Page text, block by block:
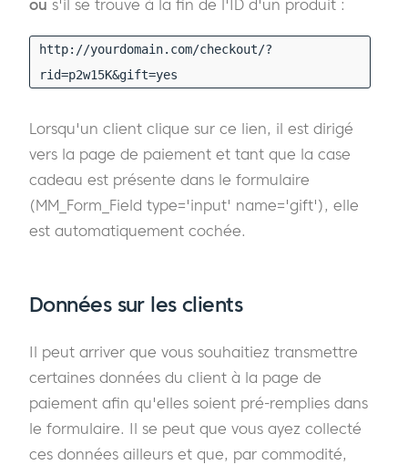
ou s'il se trouve à la fin de l'ID d'un produit :
http://yourdomain.com/checkout/?
rid=p2w15K&gift=yes
Lorsqu'un client clique sur ce lien, il est dirigé
vers la page de paiement et tant que la case
cadeau est présente dans le formulaire
(MM_Form_Field type='input' name='gift'), elle
est automatiquement cochée.
Données sur les clients
Il peut arriver que vous souhaitiez transmettre
certaines données du client à la page de
paiement afin qu'elles soient pré-remplies dans
le formulaire. Il se peut que vous ayez collecté
ces données ailleurs et que, par commodité,